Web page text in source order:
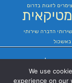
We use
experience on our
צימרים לזוגות בדרום
שירותי הדברה שירותי
באשכול